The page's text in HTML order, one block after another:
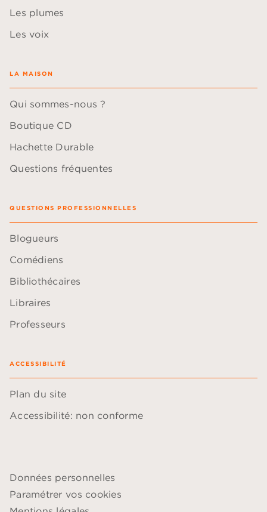
Les plumes
Les voix
LA MAISON
Qui sommes-nous ?
Boutique CD
Hachette Durable
Questions fréquentes
QUESTIONS PROFESSIONNELLES
Blogueurs
Comédiens
Bibliothécaires
Libraires
Professeurs
ACCESSIBILITÉ
Plan du site
Accessibilité: non conforme
Données personnelles
Paramétrer vos cookies